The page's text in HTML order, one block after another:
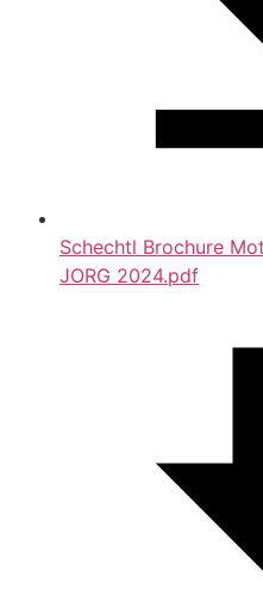
Schechtl Brochure
JORG 2024.pdf